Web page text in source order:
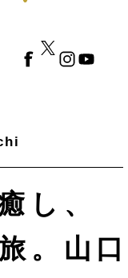
ce
bo
itte tag
ra
し、
。山口